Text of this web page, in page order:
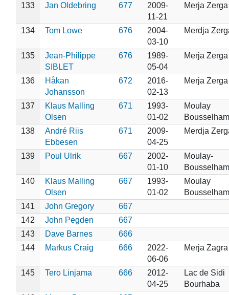
133
Jan Oldebring 677
2009-
11-21
Merja Zerga
134 Tom Lowe 676
2004-
03-10
Merdja
135
Jean-Philippe
SIBLET
676
1989-
05-04
Merja Zerga
136
Håkan
Johansson
672
2016-
02-13
Merja Zerga
137
Klaus Malling
Olsen
671
1993-
01-02
Moulay
Bousselham
138
André Riis
Ebbesen
671
2009-
04-25
Merdja
139 Poul Ulrik 667
2002-
01-10
Moulay-
Bousselham
140
Klaus Malling
Olsen
667
1993-
01-02
Moulay
Bousselham
141
John Gregory
667
142
John Pegden
667
143
Dave Barnes
666
144
Markus Craig 666
2022-
06-06
Merja Zagra
145 Tero Linjama 666
2012-
04-25
Lac de Sidi
Bourhaba